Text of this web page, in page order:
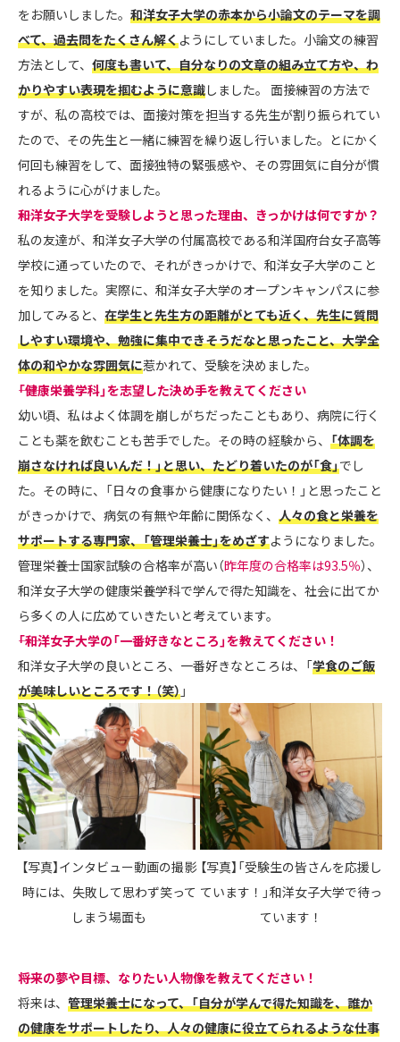
をお願いしました。 和洋女子大学の赤本から小論文のテーマを調
べて、過去問をたくさん解くようにしていました。小論文の練習
方法として、 何度も書いて、自分なりの文章の組み立て方や、わ
かりやすい表現を掴むように意識しました。 面接練習の方法で
すが、私の高校では、面接対策を担当する先生が割り振られてい
たので、その先生と一緒に練習を繰り返し行いました。とにかく
何回も練習をして、面接独特の緊張感や、その雰囲気に自分が慣
れるように心がけました。
――和洋女子大学を受験しようと思った理由、きっかけは何ですか？
私の友達が、和洋女子大学の付属高校である和洋国府台女子高等
学校に通っていたので、それがきっかけで、和洋女子大学のこと
を知りました。実際に、和洋女子大学のオープンキャンパスに参
加してみると、 在学生と先生方の距離がとても近く、先生に質問
しやすい環境や、勉強に集中できそうだなと思ったこと、大学全
体の和やかな雰囲気に惹かれて、受験を決めました。
――「健康栄養学科」を志望した決め手を教えてください
幼い頃、私はよく体調を崩しがちだったこともあり、病院に行く
ことも薬を飲むことも苦手でした。その時の経験から、 「体調を
崩さなければ良いんだ！」と思い、たどり着いたのが「食」でし
た。その時に、「日々の食事から健康になりたい！」と思ったこと
がきっかけで、病気の有無や年齢に関係なく、 人々の食と栄養を
サポートする専門家、「管理栄養士」をめざすようになりました。
管理栄養士国家試験の合格率が高い（昨年度の合格率は93.5％）、
和洋女子大学の健康栄養学科で学んで得た知識を、社会に出てか
ら多くの人に広めていきたいと考えています。
――「和洋女子大学の「一番好きなところ」を教えてください！
和洋女子大学の良いところ、一番好きなところは、「学食のご飯
が美味しいところです！（笑）」
【写真】インタビュー動画の撮影
時には、失敗して思わず笑って
しまう場面も
【写真】「受験生の皆さんを応援し
ています！」和洋女子大学で待っ
ています！
――将来の夢や目標、なりたい人物像を教えてください！
将来は、 管理栄養士になって、「自分が学んで得た知識を、誰か
の健康をサポートしたり、人々の健康に役立てられるような仕事